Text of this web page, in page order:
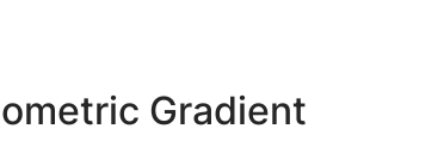
Gradient